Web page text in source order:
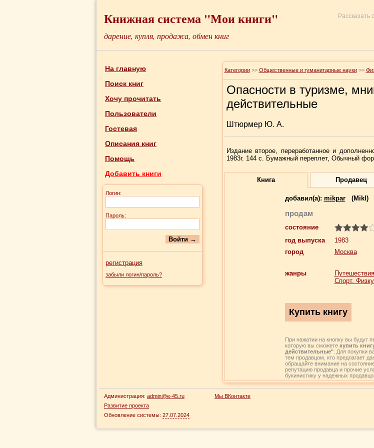
Книжная система "Мои книги" Рассказать
дарение, купля, продажа, обмен книг
На главную
Поиск книг
Хочу прочитать
Пользователи
Гостевая
Описания книг
Помощь
Добавить книги
Логин:
Пароль:
регистрация
забыли логин/пароль?
Категории >> Общественные и гуманитарные науки >>
Опасности в туризме,
действительные
Штюрмер Ю. А.
Издание второе, переработанное и
1983г. 144 с. Бумажный переплет, Обычный
Книга Продавец
добавил(a): mikpar (Mikl)
продам
состояние
год выпуска
1983
город
Москва
жанры
Путешествия
Спорт.
При нажатии на кнопку вы будут
которую вы сможете купить
действительные". Для покупки
тем продавцом, кто предлагает
обращайте внимание на
репутацию продавца и прочие
букинистику у надежных
Администрация: admin@e-45.ru
Развитие проекта
Обновление системы: 27.07.2024
Мы ВКонтакте